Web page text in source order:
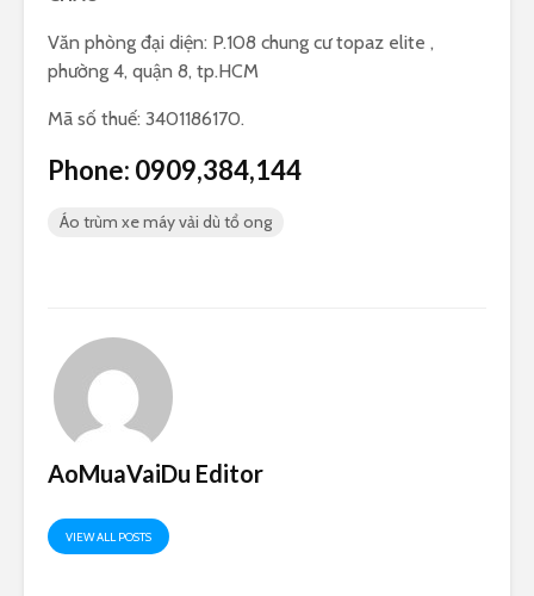
Văn phòng đại diện: P.108 chung cư topaz elite ,
phường 4, quận 8, tp.HCM
Mã số thuế: 3401186170.
Phone: 0909,384,144
Áo trùm xe máy vải dù tổ ong
AoMuaVaiDu Editor
VIEW ALL POSTS